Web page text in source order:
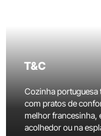
T&C
Cozinha portuguesa
com pratos de
melhor francesinha,
acolhedor ou na